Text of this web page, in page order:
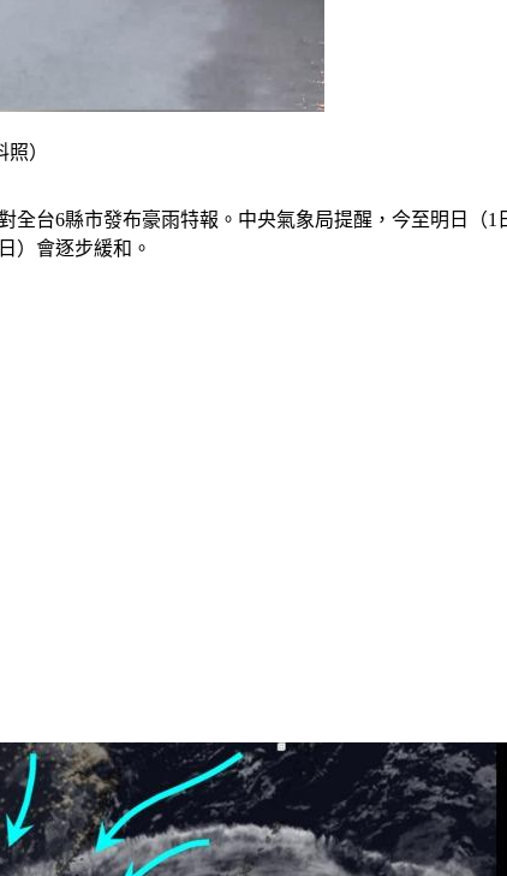
）
台6縣市發布豪雨特報。中央氣象局提醒，今至明日（
）會逐步緩和。